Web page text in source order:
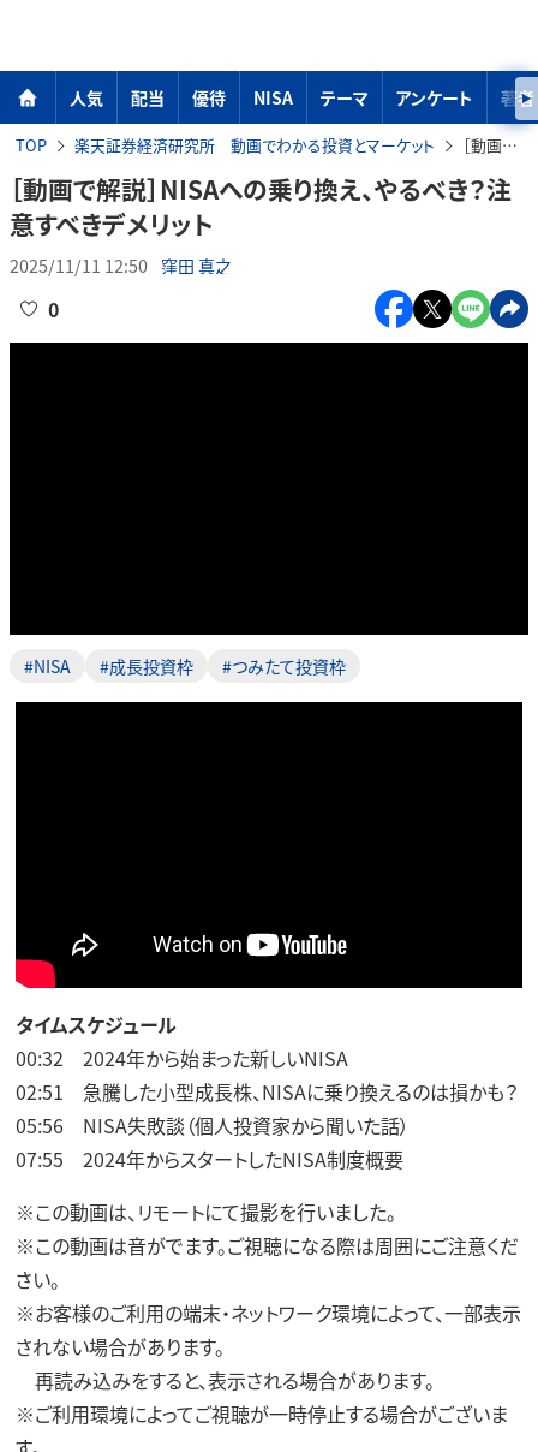
人気 配当 優待 NISA テーマ アンケート 著者
TOP 楽天証券経済研究所 動画でわかる投資とマーケット ［動画で解説］NISAへの乗り換え、やるべき？注意すべきデメリット
［動画で解説］NISAへの乗り換え、やるべき？注
意すべきデメリット
2025/11/11 12:50 窪田 真之
0
#NISA #成長投資枠 #つみたて投資枠
タイムスケジュール
00:32 2024年から始まった新しいNISA
02:51 急騰した小型成長株、NISAに乗り換えるのは損かも？
05:56 NISA失敗談（個人投資家から聞いた話）
07:55 2024年からスタートしたNISA制度概要
※この動画は、リモートにて撮影を行いました。
※この動画は音がでます。ご視聴になる際は周囲にご注意くだ
さい。
※お客様のご利用の端末・ネットワーク環境によって、一部表示
されない場合があります。
再読み込みをすると、表示される場合があります。
※ご利用環境によってご視聴が一時停止する場合がございま